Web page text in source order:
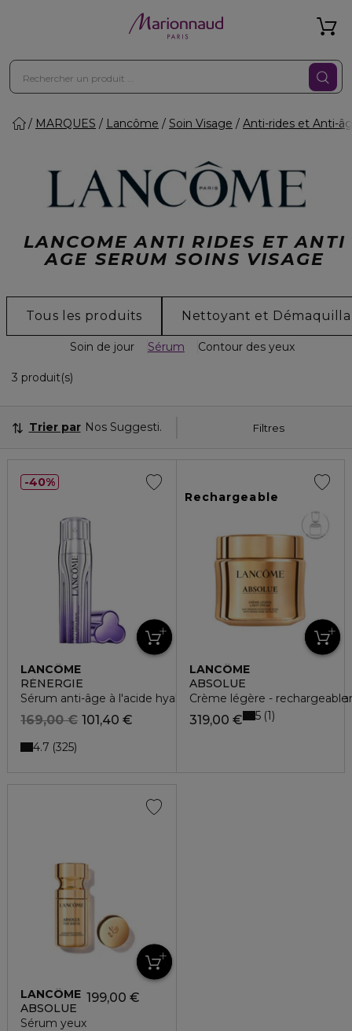
MARQUES Lancôme Soin Visage Anti-rides et Anti-
LANCOME ANTI RIDES ET ANTI
AGE SERUM SOINS VISAGE
Tous les produits Nettoyant et
Soin de jour Sérum Contour des yeux
3 produit(s)
Filtres
Trier par Nos Suggestions
LANCÔME
RÉNERGIE
Sérum anti-âge à l'acide hyaluronique, la vitamine c+
101,40 €
169,00 €
4.7 325
40%
Rechargeable
LANCÔME
ABSOLUE
Crème légère - rechargeable
319,00 € 5 1
LANCÔME
ABSOLUE
Sérum yeux
199,00 €